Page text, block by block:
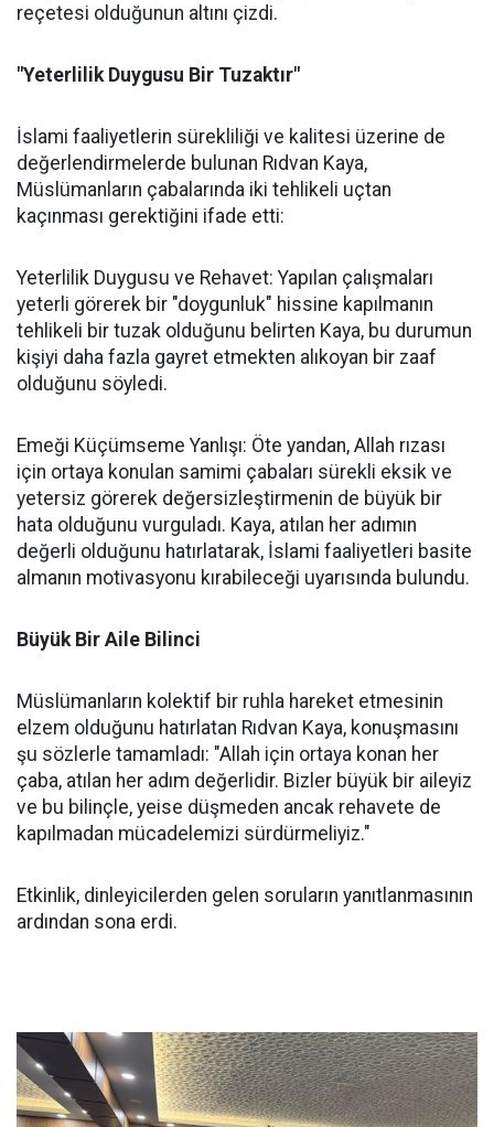
reçetesi olduğunun altını çizdi.
"Yeterlilik Duygusu Bir Tuzaktır"
İslami faaliyetlerin sürekliliği ve kalitesi üzerine de
değerlendirmelerde bulunan Rıdvan Kaya,
Müslümanların çabalarında iki tehlikeli uçtan
kaçınması gerektiğini ifade etti:
Yeterlilik Duygusu ve Rehavet: Yapılan çalışmaları
yeterli görerek bir "doygunluk" hissine kapılmanın
tehlikeli bir tuzak olduğunu belirten Kaya, bu durumun
kişiyi daha fazla gayret etmekten alıkoyan bir zaaf
olduğunu söyledi.
Emeği Küçümseme Yanlışı: Öte yandan, Allah rızası
için ortaya konulan samimi çabaları sürekli eksik ve
yetersiz görerek değersizleştirmenin de büyük bir
hata olduğunu vurguladı. Kaya, atılan her adımın
değerli olduğunu hatırlatarak, İslami faaliyetleri basite
almanın motivasyonu kırabileceği uyarısında bulundu.
Büyük Bir Aile Bilinci
Müslümanların kolektif bir ruhla hareket etmesinin
elzem olduğunu hatırlatan Rıdvan Kaya, konuşmasını
şu sözlerle tamamladı: "Allah için ortaya konan her
çaba, atılan her adım değerlidir. Bizler büyük bir aileyiz
ve bu bilinçle, yeise düşmeden ancak rehavete de
kapılmadan mücadelemizi sürdürmeliyiz."
Etkinlik, dinleyicilerden gelen soruların yanıtlanmasının
ardından sona erdi.